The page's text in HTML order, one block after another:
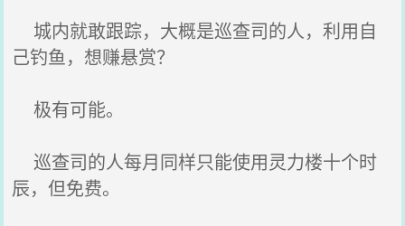
城内就敢跟踪，大概是巡查司的人，利用自
己钓鱼，想赚悬赏？
极有可能。
巡查司的人每月同样只能使用灵力楼十个时
辰，但免费。